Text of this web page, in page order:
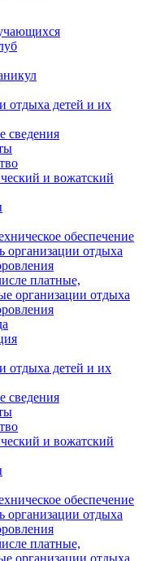
отдыха детей и их
сведения
и вожатский
обеспечение
организации отдыха
платные,
организации отдыха
отдыха детей и их
сведения
и вожатский
обеспечение
организации отдыха
платные,
организации отдыха